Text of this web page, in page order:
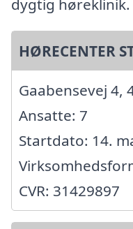
dygtig høreklinik.
HØRECENTER
Gaabensevej 4,
Ansatte: 7
Startdato: 14.
CVR: 31429897